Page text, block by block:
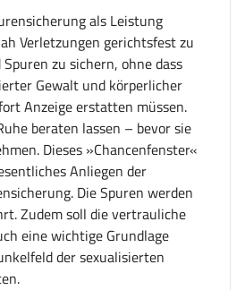
als Leistung
Verletzungen gerichtsfest zu
zu sichern, ohne dass
Gewalt und körperlicher
Anzeige erstatten müssen.
beraten lassen – bevor sie
Dieses »Chancenfenster«
Anliegen der
Die Spuren werden
Zudem soll die vertrauliche
eine wichtige Grundlage
der sexualisierten